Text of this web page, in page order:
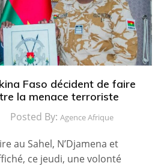
Faso décident de faire
la menace terroriste
Posted By: Agence Afrique
au Sahel, N’Djamena et
ce jeudi, une volonté